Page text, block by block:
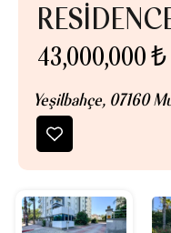
43,000,000 ₺
Yeşilbahçe, 07160